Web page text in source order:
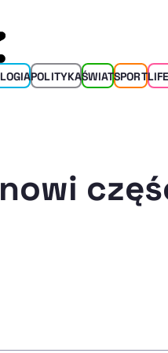
POLITYKAŚWIATSPORT